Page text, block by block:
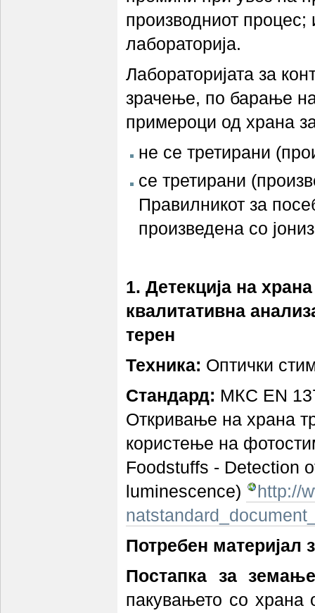
производниот
лабораторија.
Лабораторијата за
зрачење, по барање
примероци од храна
не се третирани
се третирани
Правилникот за
произведена со
1. Детекција на
квалитативна
терен
Техника: Оптички
Стандард: МКС EN
Откривање на храна
користење на
Foodstuffs - Detection
luminescence)
http://
Потребен материјал
Постапка за
пакувањето со храна